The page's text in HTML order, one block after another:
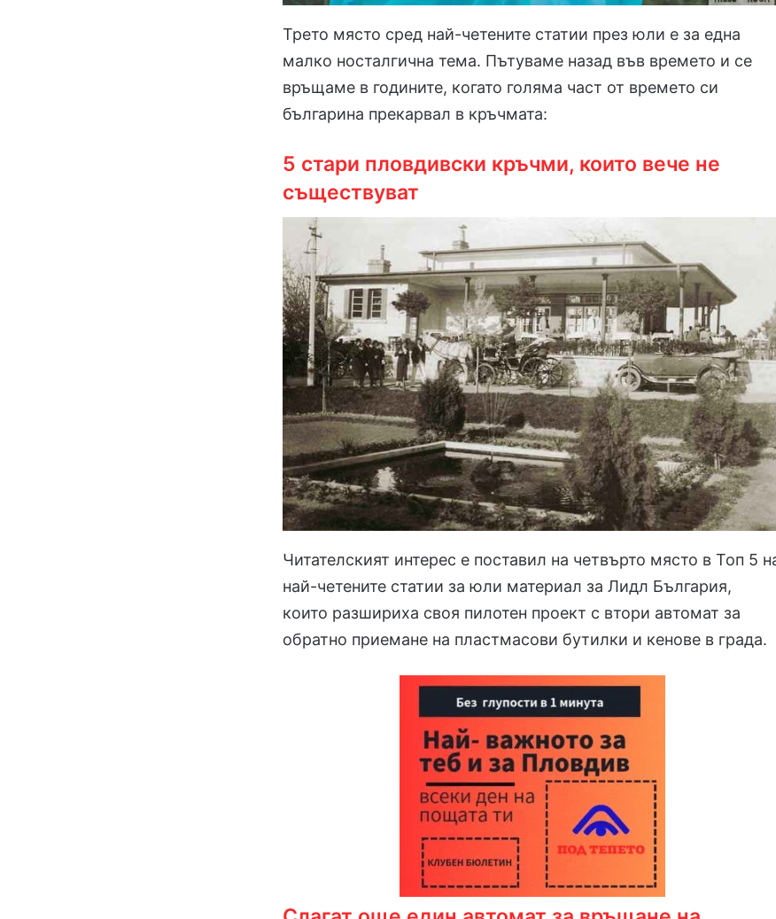
Трето място сред най-четените статии през юли е за една
малко носталгична тема. Пътуваме назад във времето и се
връщаме в годините, когато голяма част от времето си
българина прекарвал в кръчмата:
5 стари пловдивски кръчми, които вече не
съществуват
Читателският интерес е поставил на четвърто място в Топ 5
най-четените статии за юли материал за Лидл България,
които разшириха своя пилотен проект с втори автомат за
обратно приемане на пластмасови бутилки и кенове в града.